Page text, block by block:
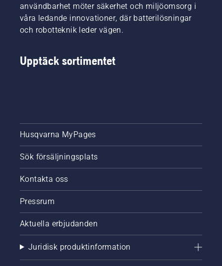
användbarhet möter säkerhet och miljöomsorg i
våra ledande innovationer, där batterilösningar
och robotteknik leder vägen.
Upptäck sortimentet
Husqvarna MyPages
Sök försäljningsplats
Kontakta oss
Pressrum
Aktuella erbjudanden
Juridisk produktinformation